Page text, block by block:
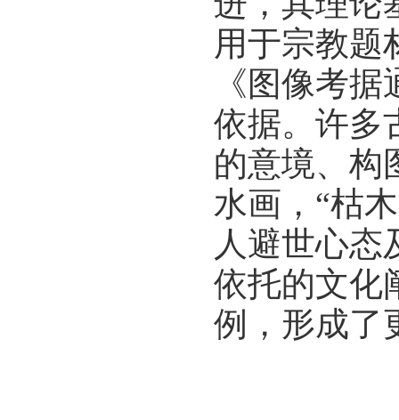
用于宗教题
《图像考
依据。许多
的意境、构
水画，“枯
人避世心态
依托的文化
例，形成了